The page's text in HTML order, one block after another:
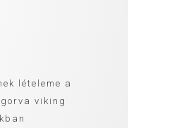
lételeme a
viking